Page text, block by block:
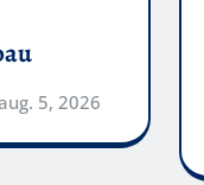
5, 2026